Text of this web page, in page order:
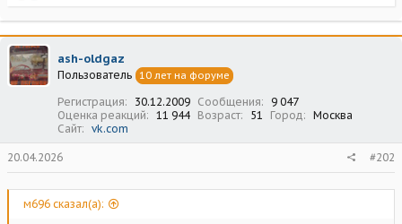
а
к
ц
и
и
ash-oldgaz
Пользователь 10 лет на форуме
Регистрация 30.12.2009 Сообщения
9 047
Оценка реакций
11 944 Возраст 51 Город
Москва
Сайт
vk.com
20.04.2026 #202
м696 сказал(а):